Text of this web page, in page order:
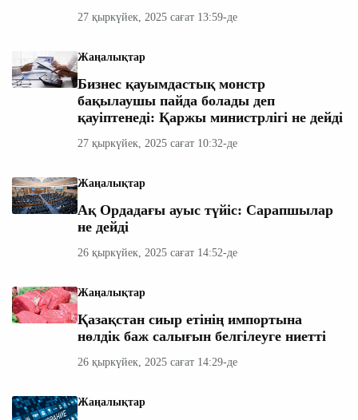
27 қыркүйек, 2025 сағат 13:59-де
Жаңалықтар
Бизнес қауымдастық монстр
бақылаушы пайда болады деп
қауіптенеді: Қаржы министрлігі не дейді
27 қыркүйек, 2025 сағат 10:32-де
Жаңалықтар
Ақ Ордадағы ауыс түйіс: Сарапшылар
не дейді
26 қыркүйек, 2025 сағат 14:52-де
Жаңалықтар
Қазақстан сиыр етінің импортына
нөлдік баж салығын белгілеуге ниетті
26 қыркүйек, 2025 сағат 14:29-де
Жаңалықтар